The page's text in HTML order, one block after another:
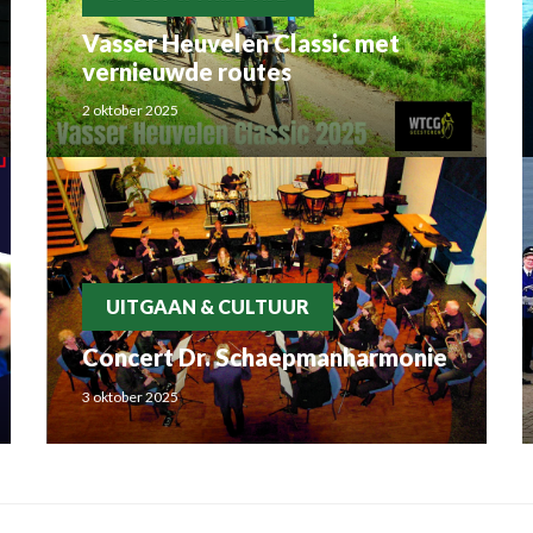
Vasser Heuvelen Classic met
vernieuwde routes
2 oktober 2025
UITGAAN & CULTUUR
Concert Dr. Schaepmanharmonie
3 oktober 2025